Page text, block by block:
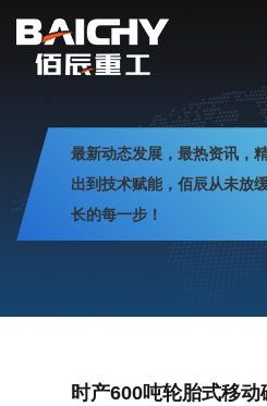
最新动态发展，最热资讯，
出到技术赋能，佰辰从未放
长的每一步！
时产600吨轮胎式移动